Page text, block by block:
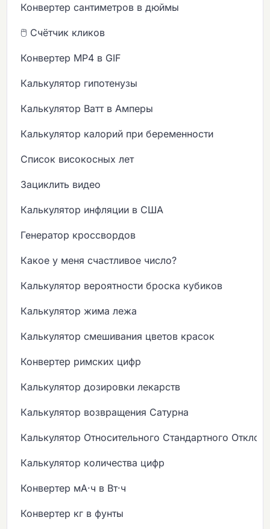
Конвертер сантиметров в дюймы
🖱️ Счётчик кликов
Конвертер MP4 в GIF
Калькулятор гипотенузы
Калькулятор Ватт в Амперы
Калькулятор калорий при беременности
Список високосных лет
Зациклить видео
Калькулятор инфляции в США
Генератор кроссвордов
Какое у меня счастливое число?
Калькулятор вероятности броска кубиков
Калькулятор жима лежа
Калькулятор смешивания цветов красок
Конвертер римских цифр
Калькулятор дозировки лекарств
Калькулятор возвращения Сатурна
Калькулятор Относительного Стандартного
Калькулятор количества цифр
Конвертер мА·ч в Вт·ч
Конвертер кг в фунты